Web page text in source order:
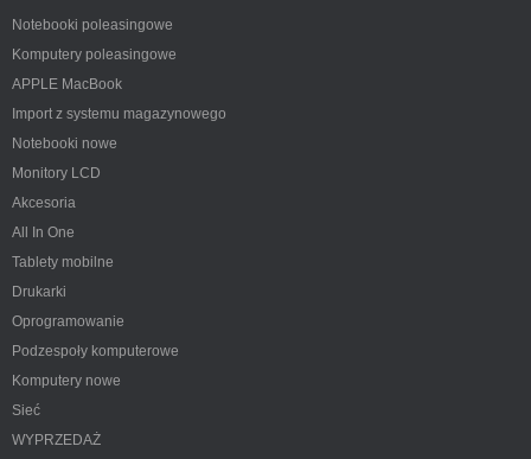
Notebooki poleasingowe
Komputery poleasingowe
APPLE MacBook
Import z systemu magazynowego
Notebooki nowe
Monitory LCD
Akcesoria
All In One
Tablety mobilne
Drukarki
Oprogramowanie
Podzespoły komputerowe
Komputery nowe
Sieć
WYPRZEDAŻ